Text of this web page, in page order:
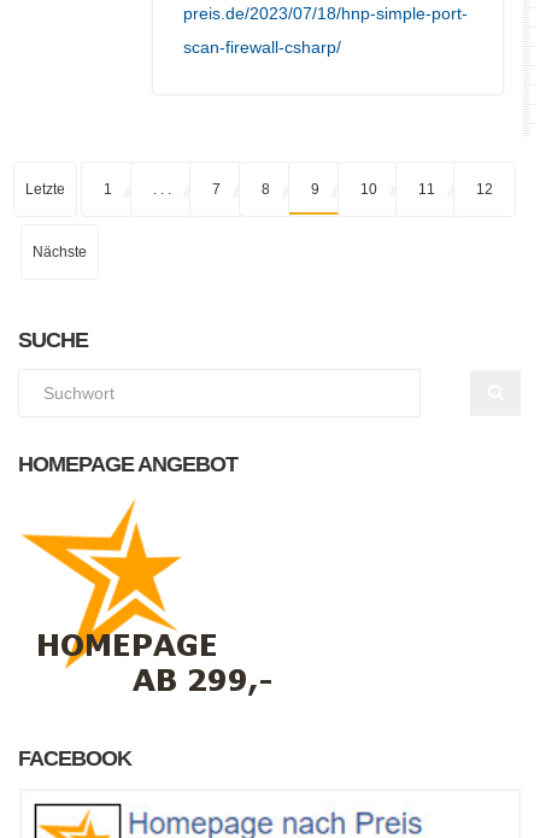
preis.de/2023/07/18/hnp-simple-port-
scan-firewall-csharp/
Letzte 1 7 8 9 10 11 12
Nächste
SUCHE
HOMEPAGE ANGEBOT
FACEBOOK